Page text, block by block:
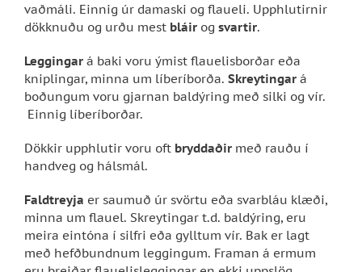
vaðmáli. Einnig úr damaski og flaueli. Upphlutirnir
dökknuðu og urðu mest bláir og svartir.
Leggingar á baki voru ýmist flauelisborðar eða
kniplingar, minna um líberíborða. Skreytingar á
boðungum voru gjarnan baldýring með silki og vír.
Einnig líberíborðar.
Dökkir upphlutir voru oft bryddaðir með rauðu í
handveg og hálsmál.
Faldtreyja er saumuð úr svörtu eða svarbláu klæði,
minna um flauel. Skreytingar t.d. baldýring, eru
meira eintóna í silfri eða gylltum vír. Bak er lagt
með hefðbundnum leggingum. Framan á ermum